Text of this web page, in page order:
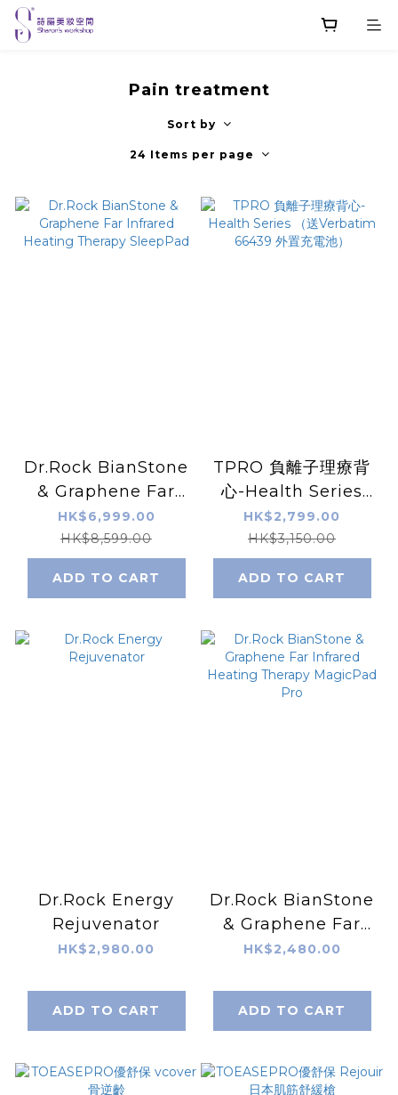
Pain treatment
Sort by
24 Items per page
Dr.Rock BianStone
& Graphene Far
Infrared Heating
Therapy SleepPad
HK$6,999.00
HK$8,599.00
ADD TO CART
TPRO 負離子理療背
心-Health Series
（送Verbatim
66439 外置充電池）
HK$2,799.00
HK$3,150.00
ADD TO CART
Dr.Rock Energy
Rejuvenator
HK$2,980.00
ADD TO CART
Dr.Rock BianStone
& Graphene Far
Infrared Heating
Pro
HK$2,480.00
ADD TO CART